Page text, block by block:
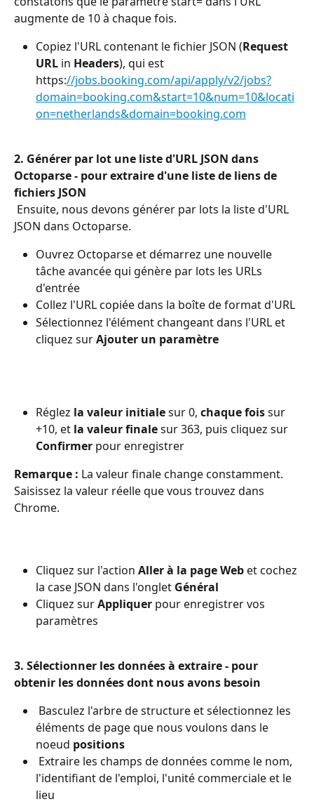
augmente de 10 à chaque fois.
Copiez l'URL contenant le fichier JSON (Request
URL in Headers), qui est
https://jobs.booking.com/api/apply/v2/jobs?
domain=booking.com&start=10&num=10&locati
on=netherlands&domain=booking.com
2. Générer par lot une liste d'URL JSON dans
Octoparse - pour extraire d'une liste de liens de
fichiers JSON
JSON dans Octoparse.
Ouvrez Octoparse et démarrez une nouvelle
tâche avancée qui génère par lots les URLs
d'entrée
Collez l'URL copiée dans la boîte de format d'URL
Sélectionnez l'élément changeant dans l'URL et
cliquez sur Ajouter un paramètre
Réglez la valeur initiale sur 0, chaque fois sur
+10, et la valeur finale sur 363, puis cliquez sur
Confirmer pour enregistrer
Remarque : La valeur finale change constamment.
Saisissez la valeur réelle que vous trouvez dans
Chrome.
Cliquez sur l'action Aller à la page Web et cochez
la case JSON dans l'onglet Général
Cliquez sur Appliquer pour enregistrer vos
paramètres
3. Sélectionner les données à extraire - pour
obtenir les données dont nous avons besoin
éléments de page que nous voulons dans le
noeud positions
l'identifiant de l'emploi, l'unité commerciale et le
lieu